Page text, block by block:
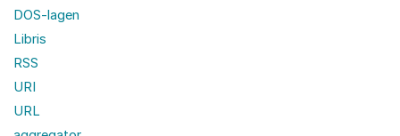
DOS-lagen
Libris
RSS
URI
URL